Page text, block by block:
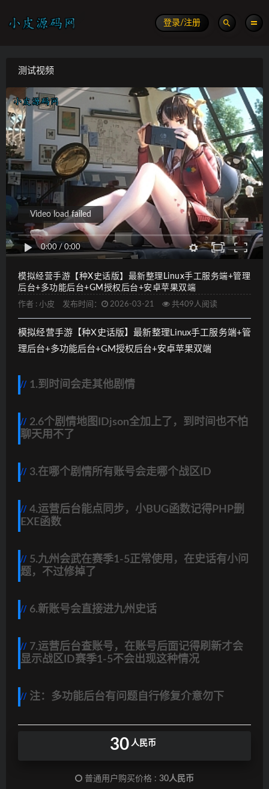
登录/注册
测试视频
0:00 / 0:00
Video load failed
模拟经营手游【种X史话版】最新整理Linux手工服务端+管理
后台+多功能后台+GM授权后台+安卓苹果双端
作者 : 小皮 发布时间： 2026-03-21 共409人阅读
模拟经营手游【种X史话版】最新整理Linux手工服务端+管
理后台+多功能后台+GM授权后台+安卓苹果双端
1.到时间会走其他剧情
2.6个剧情地图IDjson全加上了，到时间也不怕
聊天用不了
3.在哪个剧情所有账号会走哪个战区ID
4.运营后台能点同步，小BUG函数记得PHP删
EXE函数
5.九州会武在赛季1-5正常使用，在史话有小问
题，不过修掉了
6.新账号会直接进九州史话
7.运营后台查账号，在账号后面记得刷新才会
显示战区ID赛季1-5不会出现这种情况
注：多功能后台有问题自行修复介意勿下
30 人民币
普通用户购买价格 : 30人民币